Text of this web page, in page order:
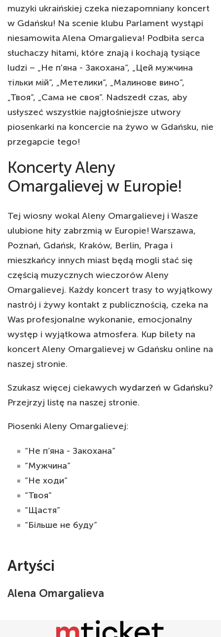
muzyki ukraińskiej czeka niezapomniany koncert
w Gdańsku! Na scenie klubu Parlament wystąpi
niesamowita Alena Omargalieva! Podbiła serca
słuchaczy hitami, które znają i kochają tysiące
ludzi – „Не п'яна - Закохана”, „Цей мужчина
тільки мій”, „Метелики”, „Малинове вино”,
„Твоя”, „Сама не своя”. Nadszedł czas, aby
usłyszeć wszystkie najgłośniejsze utwory
piosenkarki na koncercie na żywo w Gdańsku, nie
przegapcie tego!
Koncerty Aleny
Omargalievej w Europie!
Tej wiosny wokal Aleny Omargalievej i Wasze
ulubione hity zabrzmią w Europie! Warszawa,
Poznań, Gdańsk, Kraków, Berlin, Praga i
mieszkańcy innych miast będą mogli stać się
częścią muzycznych wieczorów Aleny
Omargalievej. Każdy koncert trasy to wyjątkowy
nastrój i żywy kontakt z publicznością, czeka na
Was profesjonalne wykonanie, emocjonalny
występ i wyjątkowa atmosfera. Kup bilety na
koncert Aleny Omargalievej w Gdańsku online na
naszej stronie.
Szukasz więcej ciekawych wydarzeń w Gdańsku?
Przejrzyj listę na naszej stronie.
Piosenki Aleny Omargalievej:
“Не п’яна - Закохана”
“Мужчина”
“Не ходи”
“Твоя”
“Щастя”
“Більше не буду”
Artyści
Alena Omargalieva